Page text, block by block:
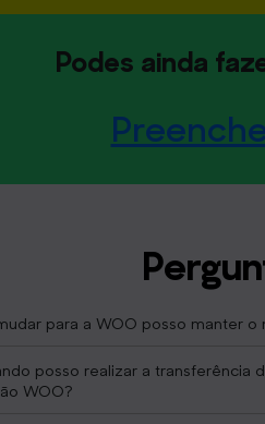
Podes ainda
para a WOO posso manter
posso realizar a transferência
WOO?